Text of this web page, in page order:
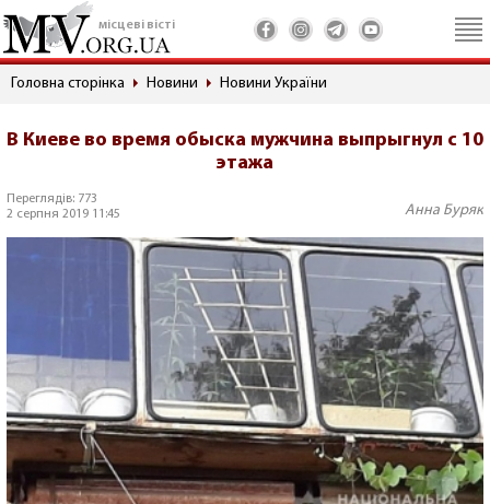
місцеві вісті
Головна сторінка Новини Новини України
В Киеве во время обыска мужчина выпрыгнул с 10
этажа
Переглядів: 773
2 серпня 2019 11:45
Анна Буряк